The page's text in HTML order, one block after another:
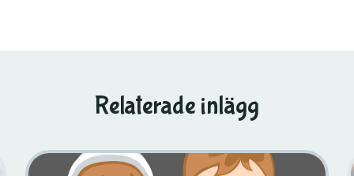
Relaterade inlägg